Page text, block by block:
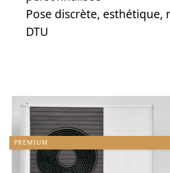
Pose discrète, esthétique,
DTU
PREMIUM